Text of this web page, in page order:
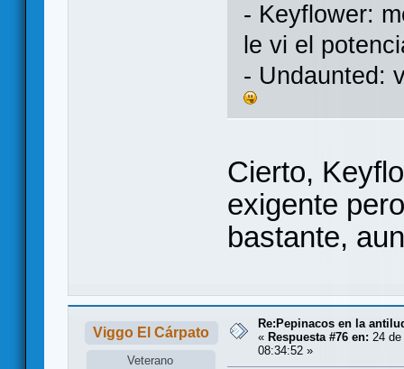
- Keyflower:
le vi el
- Undaunted:
Cierto,
exigente
bastante,
Viggo El Cárpato
Veterano
Re:Pepinacos en la
« Respuesta #76 en: 24
08:34:52 »